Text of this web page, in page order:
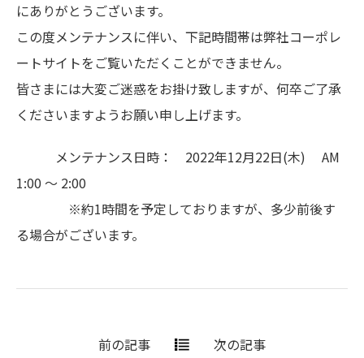
にありがとうございます。
この度メンテナンスに伴い、下記時間帯は弊社コーポレ
ートサイトをご覧いただくことができません。
皆さまには大変ご迷惑をお掛け致しますが、何卒ご了承
くださいますようお願い申し上げます。
メンテナンス日時： 2022年12月22日(木) AM
1:00 ～ 2:00
※約1時間を予定しておりますが、多少前後す
る場合がございます。
前の記事 次の記事